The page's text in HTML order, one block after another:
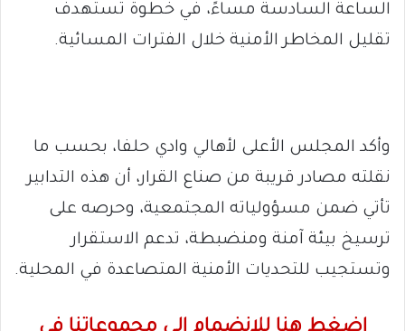
الساعة السادسة مساءً، في خطوة تستهدف
تقليل المخاطر الأمنية خلال الفترات المسائية.
وأكد المجلس الأعلى لأهالي وادي حلفا، بحسب ما
نقلته مصادر قريبة من صناع القرار، أن هذه التدابير
تأتي ضمن مسؤولياته المجتمعية، وحرصه على
ترسيخ بيئة آمنة ومنضبطة، تدعم الاستقرار
وتستجيب للتحديات الأمنية المتصاعدة في المحلية.